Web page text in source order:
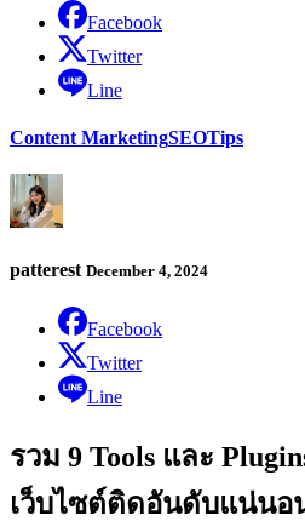
Facebook
Twitter
Line
Content MarketingSEOTips
patterest December 4, 2024
Facebook
Twitter
Line
รวม 9 Tools และ
เว็บไซต์ติดอันดับแน่นอ